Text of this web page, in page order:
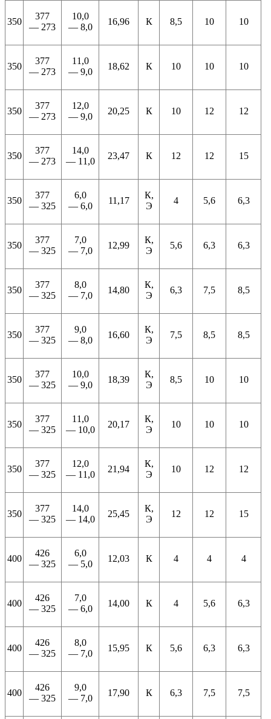
350
377
— 273
10,0
— 8,0
16,96 К 8,5 10 10
350
377
— 273
11,0
— 9,0
18,62 К 10 10 10
350
377
— 273
12,0
— 9,0
20,25 К 10 12 12
350
377
— 273
14,0
— 11,0
23,47 К 12 12 15
350
377
— 325
6,0
— 6,0
11,17
К,
Э
4 5,6 6,3
350
377
— 325
7,0
— 7,0
12,99
К,
Э
5,6 6,3 6,3
350
377
— 325
8,0
— 7,0
14,80
К,
Э
6,3 7,5 8,5
350
377
— 325
9,0
— 8,0
16,60
К,
Э
7,5 8,5 8,5
350
377
— 325
10,0
— 9,0
18,39
К,
Э
8,5 10 10
350
377
— 325
11,0
— 10,0
20,17
К,
Э
10 10 10
350
377
— 325
12,0
— 11,0
21,94
К,
Э
10 12 12
350
377
— 325
14,0
— 14,0
25,45
К,
Э
12 12 15
400
426
— 325
6,0
— 5,0
12,03 К 4 4 4
400
426
— 325
7,0
— 6,0
14,00 К 4 5,6 6,3
400
426
— 325
8,0
— 7,0
15,95 К 5,6 6,3 6,3
400
426
— 325
9,0
— 7,0
17,90 К 6,3 7,5 7,5